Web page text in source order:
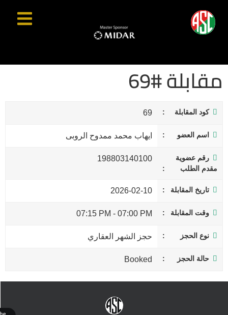
مقابلة #69
كود المقابلة 69
اسم العضو ايهاب محمد ممدوح الروبى
رقم عضوية
مقدم الطلب
198803140100
تاريخ المقابلة 2026-02-10
وقت المقابلة 07:00 PM
-
07:15 PM
نوع الحجز حجز الشهر العقاري
حالة الحجز Booked